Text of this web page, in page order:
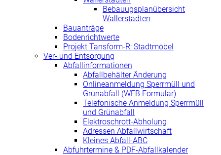
Bebauugsplanübersicht
Wallerstädten
Bauanträge
Bodenrichtwerte
Projekt Tansform-R: Stadtmöbel
Ver- und Entsorgung
Abfallinformationen
Abfallbehälter Änderung
Onlineanmeldung Sperrmüll und
Grünabfall (WEB Formular)
Telefonische Anmeldung Sperrmüll
und Grünabfall
Elektroschrott-Abholung
Adressen Abfallwirtschaft
Kleines Abfall-ABC
Abfuhrtermine & PDF-Abfallkalender